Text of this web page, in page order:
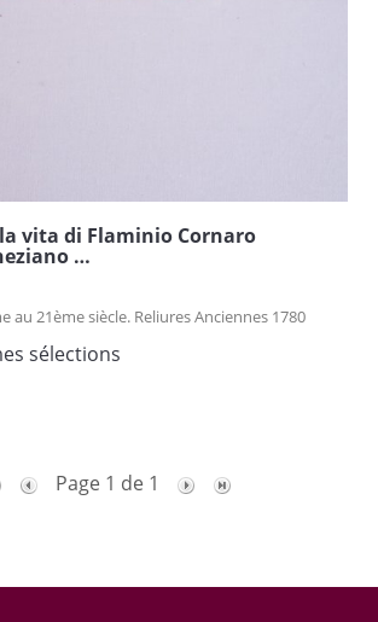
vita di Flaminio Cornaro
…
au 21ème siècle. Reliures Anciennes 1780
sélections
Page 1 de 1